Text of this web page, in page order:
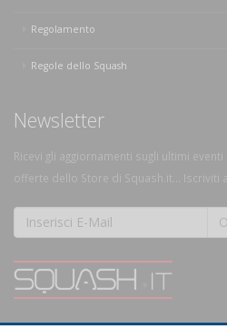
Regolamento
Regole dello Squash
Newsletter
Ricevi gli aggiornamenti sugli ultimi
offerte dello Store di Squash.it... Iscriviti